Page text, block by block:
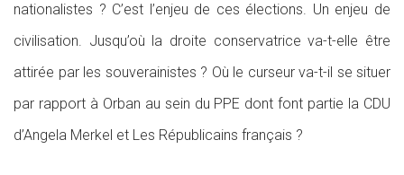
nationalistes ? C’est l’enjeu de ces élections. Un enjeu de
civilisation. Jusqu’où la droite conservatrice va-t-elle être
attirée par les souverainistes ? Où le curseur va-t-il se situer
par rapport à Orban au sein du PPE dont font partie la CDU
d’Angela Merkel et Les Républicains français ?